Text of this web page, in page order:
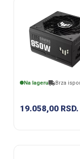
Na lageru Brza
19.058,00 RSD.